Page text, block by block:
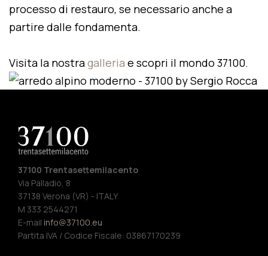
processo di restauro, se necessario anche a
partire dalle fondamenta.
Visita la nostragalleria e scopri il mondo 37100.
37100 Trentasettemilacento
Via Palladio, 8
37138 Verona (VR) - ITALY
M 333 2544271
E-mail info@37100.eu
Partita IVA / Codice Fiscale: 03867170239